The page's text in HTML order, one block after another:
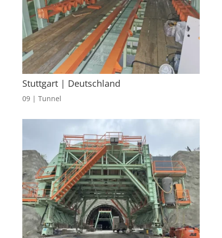
Stuttgart | Deutschland
09 | Tunnel